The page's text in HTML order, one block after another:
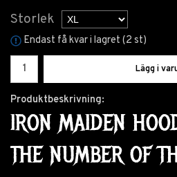
Storlek
Endast få kvar i lagret (2 st)
Lägg i
Produktbeskrivning:
IRON MAIDEN
THE NUMBER OF